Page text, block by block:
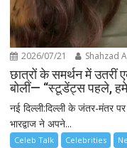
2026/07/21 Shahzad
छात्रों के समर्थन में उतरीं
बोलीं— “स्टूडेंट्स पहले,
नई दिल्ली:दिल्ली के जंतर-मंतर
भारद्वाज ने अपने...
Celeb Talk Celebrities